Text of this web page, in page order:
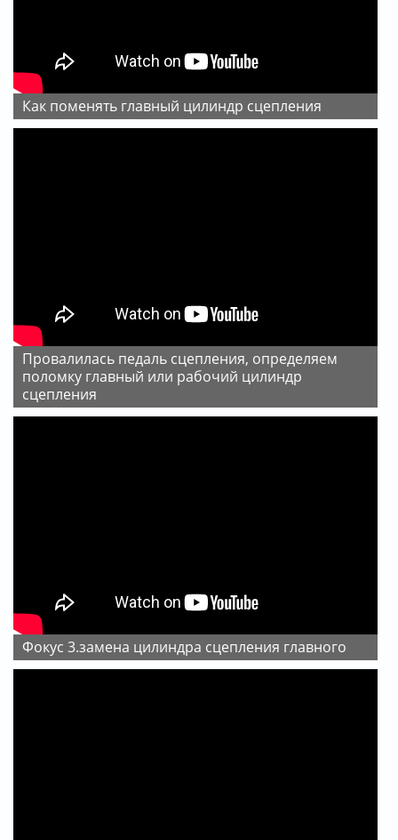
Как поменять главный цилиндр сцепления
Провалилась педаль сцепления, определяем
поломку главный или рабочий цилиндр
сцепления
Фокус 3.замена цилиндра сцепления главного